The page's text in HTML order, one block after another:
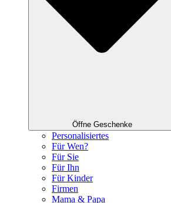
Öffne Geschenke
Personalisiertes
Für Wen?
Für Sie
Für Ihn
Für Kinder
Firmen
Mama & Papa